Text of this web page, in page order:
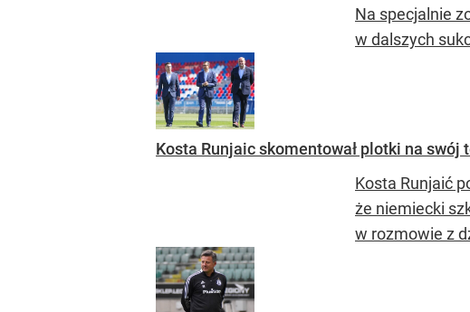
Na specjalnie
w dalszych
Kosta Runjaic skomentował plotki na swój
Kosta Runjaić
że niemiecki
w rozmowie z